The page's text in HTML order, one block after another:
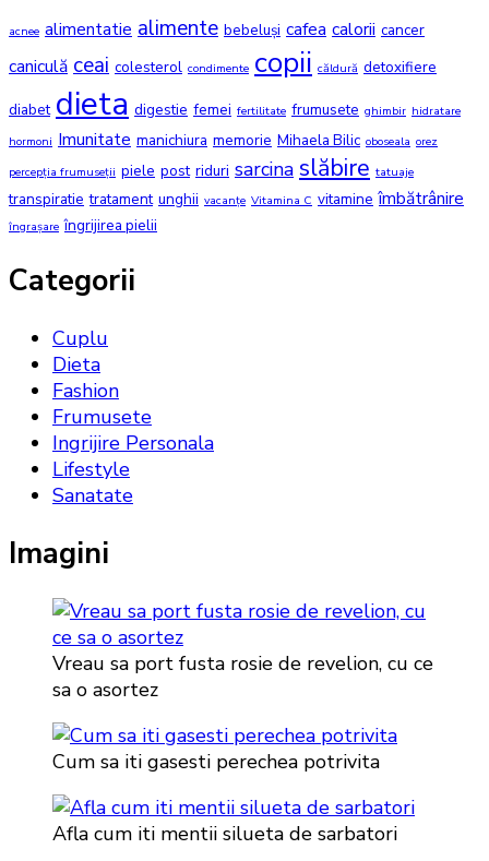
acnee alimentatie alimente bebeluși cafea calorii cancer
caniculă ceai colesterol condimente copii căldură detoxifiere
diabet dieta digestie femei fertilitate frumusete ghimbir hidratare
hormoni Imunitate manichiura memorie Mihaela Bilic oboseala orez
percepția frumuseții piele post riduri sarcina slăbire tatuaje
transpiratie tratament unghii vacanțe Vitamina C vitamine îmbătrânire
îngrașare îngrijirea pielii
Categorii
Cuplu
Dieta
Fashion
Frumusete
Ingrijire Personala
Lifestyle
Sanatate
Imagini
Vreau sa port fusta rosie de revelion, cu ce
sa o asortez
Cum sa iti gasesti perechea potrivita
Afla cum iti mentii silueta de sarbatori